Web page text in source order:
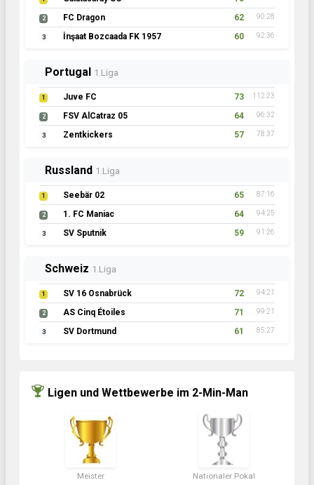
2 FC Dragon 62 90:28
3 İnşaat Bozcaada FK 1957 60 92:36
Portugal 1.Liga
1 Juve FC 73 112:23
2 FSV AlCatraz 05 64 96:32
3 Zentkickers 57 78:37
Russland 1.Liga
1 Seebär 02 65 87:16
2 1. FC Maniac 64 94:25
3 SV Sputnik 59 91:26
Schweiz 1.Liga
1 SV 16 Osnabrück 72 94:21
2 AS Cinq Étoiles 71 99:21
3 SV Dortmund 61 85:27
Ligen und Wettbewerbe im 2-Min-Man
Meister Nationaler Pokal